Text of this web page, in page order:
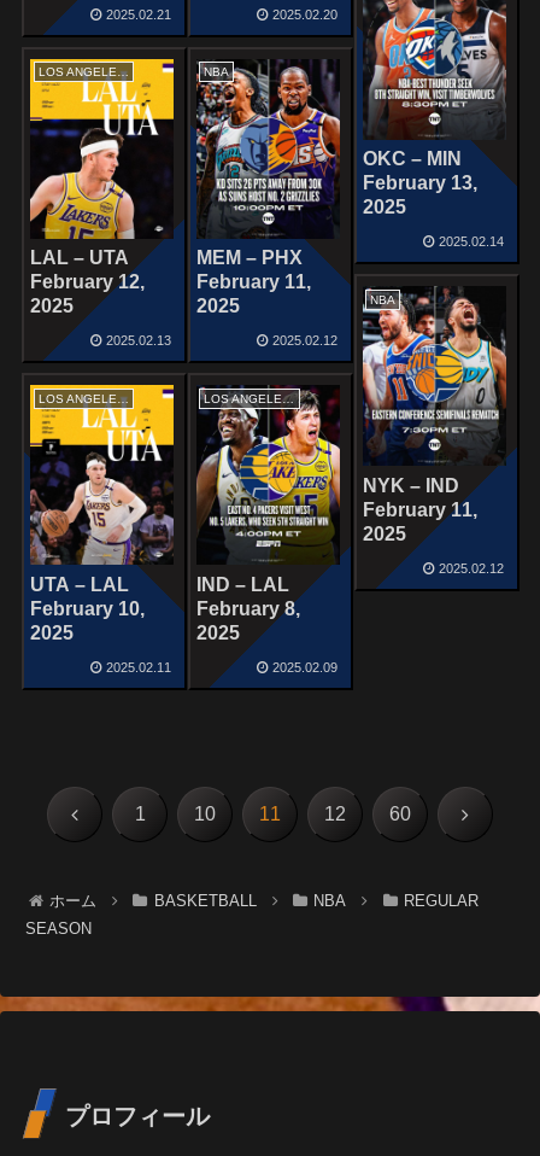
2025.02.21 2025.02.20
OKC – MIN
February 13,
2025
2025.02.14
LOS ANGELES LAKERS
LAL – UTA
February 12,
2025
2025.02.13
NBA
MEM – PHX
February 11,
2025
2025.02.12
NBA
NYK – IND
February 11,
2025
2025.02.12
LOS ANGELES LAKERS
UTA – LAL
February 10,
2025
2025.02.11
LOS ANGELES LAKERS
IND – LAL
February 8,
2025
2025.02.09
前 1 10 11 12 60 次
ホーム BASKETBALL NBA
REGULAR
SEASON
プロフィール